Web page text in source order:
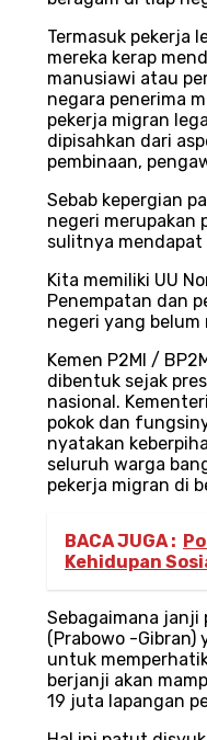
Termasuk pekerja
mereka kerap
manusiawi atau
negara penerima
pekerja migran
dipisahkan dari
pembinaan,
Sebab kepergian
negeri merupakan
sulitnya mendapat
Kita memiliki UU
Penempatan dan
negeri yang belum
Kemen P2MI /
dibentuk sejak
nasional.
pokok dan
nyatakan
seluruh warga
pekerja migran di
BACA JUGA :
Kehidupan
Sebagaimana janji
(Prabowo -Gibran)
untuk
berjanji akan
19 juta lapangan